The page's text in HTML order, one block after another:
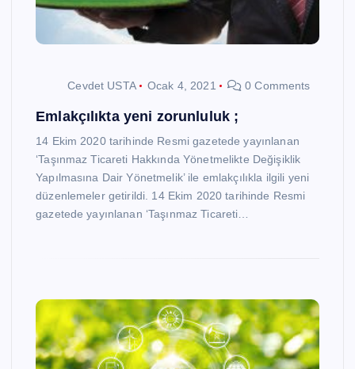
Cevdet USTA Ocak 4, 2021 0 Comments
Emlakçılıkta yeni zorunluluk ;
14 Ekim 2020 tarihinde Resmi gazetede yayınlanan
‘Taşınmaz Ticareti Hakkında Yönetmelikte Değişiklik
Yapılmasına Dair Yönetmelik’ ile emlakçılıkla ilgili yeni
düzenlemeler getirildi. 14 Ekim 2020 tarihinde Resmi
gazetede yayınlanan ‘Taşınmaz Ticareti…